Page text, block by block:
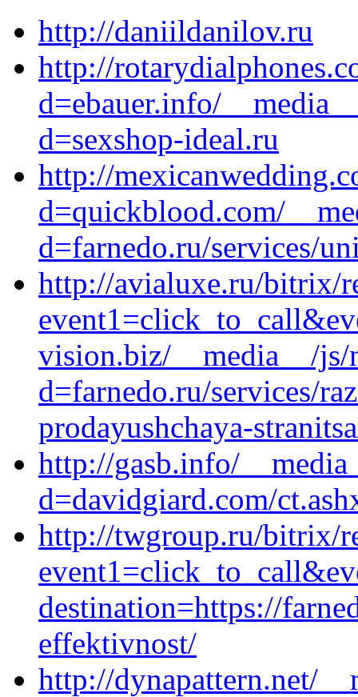
http://daniildanilov.ru
http://
d=ebauer.info/
d=sexshop-ideal.ru
http://
d=quickblood.com/
d=farnedo.ru/services/
http://avialuxe.ru/bitrix/
vision.biz/__media__/js/
d=farnedo.ru/services/
prodayushchaya-
http://gasb.info/
d=davidgiard.com/
http://twgroup.ru/bitrix/
destination=https://
effektivnost/
http://dynapattern.net/